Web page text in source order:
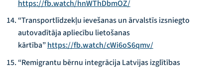
https://fb.watch/hnWThDbmOZ/
“Transportlīdzekļu ievešanas un ārvalstīs izsniegto
autovadītāja apliecību lietošanas
kārtība”https://fb.watch/cWi6oS6qmv/
“Remigrantu bērnu integrācija Latvijas izglītības